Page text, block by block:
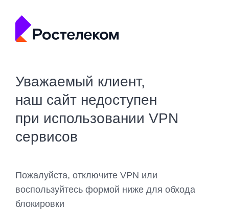
Уважаемый клиент,
наш сайт недоступен
при использовании VPN
сервисов
Пожалуйста, отключите VPN или
воспользуйтесь формой ниже для обхода
блокировки